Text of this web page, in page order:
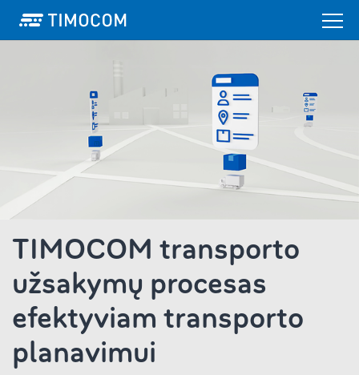
TIMOCOM transporto
užsakymų procesas
efektyviam transporto
planavimui